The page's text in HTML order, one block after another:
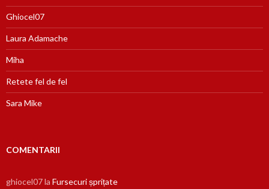
Ghiocel07
Laura Adamache
Miha
Retete fel de fel
Sara Mike
COMENTARII
ghiocel07la Fursecuri șprițate